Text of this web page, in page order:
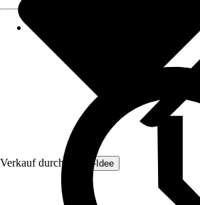
Verkauf durch: Zaun-Idee